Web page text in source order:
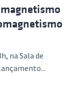
na Sala de